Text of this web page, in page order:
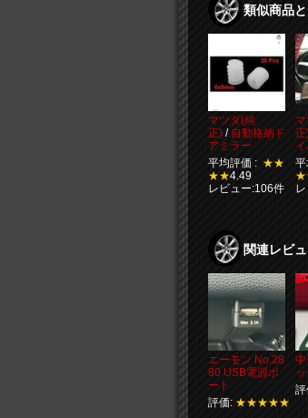
類似商品
マツダ(純
正) / 自動格納ド
アミラー
平均評価 : ★★
★★4.49
レビュー:106件
正
平
関連レビ
エーモン No.28
80 USB電源ポ
ート
評価: ★★★★★
評